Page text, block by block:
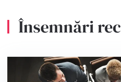
Însemnări